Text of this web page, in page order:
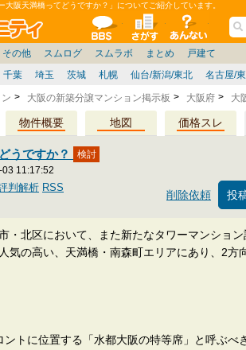
阪天満橋ってどうですか？」についてご紹介しています。
マンションコミュニティ
全掲示板 物件検索 サイト
千葉 埼玉 茨城 札幌 仙台/新潟/東北 名古屋/
/東北/北陸/信越 名古屋/東海 大阪/兵庫/京都/関西
さ評価 見学記
ン雑談 マンション質問 住宅質問 管理会社/組合
その他
広告 バトル 家具 ニュース 個人取引 政治
スムログ
本音 マンション管理 ノウハウ 東京都 神奈川県
スムラボ
中国 九州 その他 まとめ
愛知県 大阪府 兵庫県 福岡県 戸建て
宅設備
大阪の新築分譲マンション掲示板 大阪府 大
物件概要 地図 価格スレ
うですか？
03 11:17:52
削除依頼
判解析 RSS
・北区において、また新たなタワーマンション
気の高い、天満橋・南森町エリアにあり、2方
トに位置する「水都大阪の特等席」と呼ぶべ